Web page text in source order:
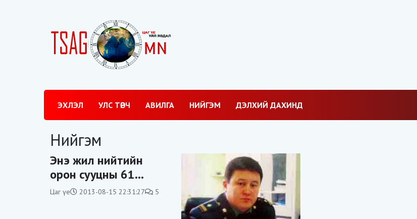
ЭХЛЭЛ УЛС ТӨРЧ АВИЛГА НИЙГЭМ ДЭЛХИЙ ДАХИНД
Нийгэм
Энэ жил нийтийн
орон сууцны 61
байрын дээврийг
Цаг үе 2013-08-15 22:31:27 5